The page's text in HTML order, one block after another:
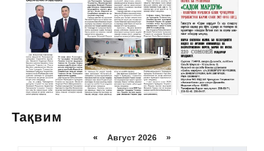
Тақвим
« Август 2026 »